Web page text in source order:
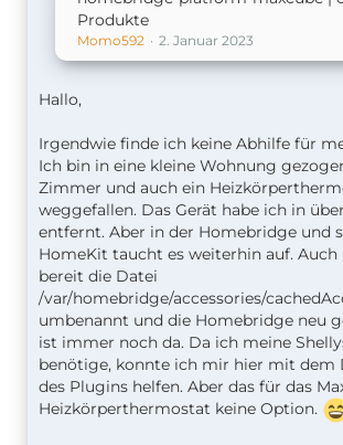
Produkte
Momo592 2. Januar 2023
Hallo,
Irgendwie finde ich keine Abhilfe für
Ich bin in eine kleine Wohnung
Zimmer und auch ein
weggefallen. Das Gerät habe ich in
entfernt. Aber in der Homebridge und
HomeKit taucht es weiterhin auf. Auch
bereit die Datei
/var/homebridge/accessories/
umbenannt und die Homebridge neu
ist immer noch da. Da ich meine
benötige, konnte ich mir hier mit dem
des Plugins helfen. Aber das für das
Heizkörperthermostat keine Option.